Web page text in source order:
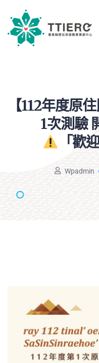
【112年度原
1次測驗
「歡
Wpadmin